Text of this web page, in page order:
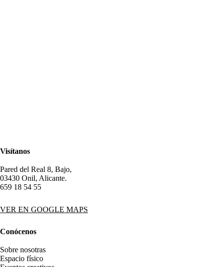
Visítanos
Pared del Real 8, Bajo,
03430 Onil, Alicante.
659 18 54 55
VER EN GOOGLE MAPS
Conócenos
Sobre nosotras
Espacio físico